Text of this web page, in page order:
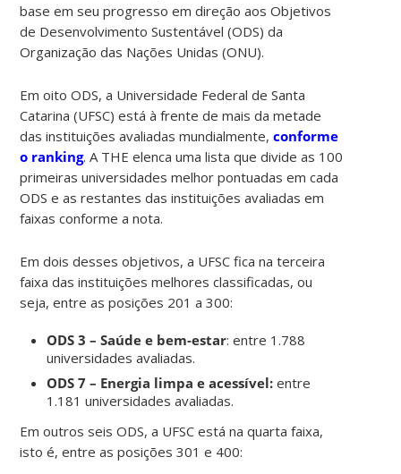
base em seu progresso em direção aos Objetivos
de Desenvolvimento Sustentável (ODS) da
Organização das Nações Unidas (ONU).
Em oito ODS, a Universidade Federal de Santa
Catarina (UFSC) está à frente de mais da metade
das instituições avaliadas mundialmente,conforme
o ranking. A THE elenca uma lista que divide as 100
primeiras universidades melhor pontuadas em cada
ODS e as restantes das instituições avaliadas em
faixas conforme a nota.
Em dois desses objetivos, a UFSC fica na terceira
faixa das instituições melhores classificadas, ou
seja, entre as posições 201 a 300:
ODS 3 – Saúde e bem-estar: entre 1.788
universidades avaliadas.
ODS 7 – Energia limpa e acessível: entre
1.181 universidades avaliadas.
Em outros seis ODS, a UFSC está na quarta faixa,
isto é, entre as posições 301 e 400: